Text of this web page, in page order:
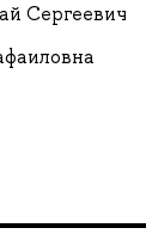
Сергеевич